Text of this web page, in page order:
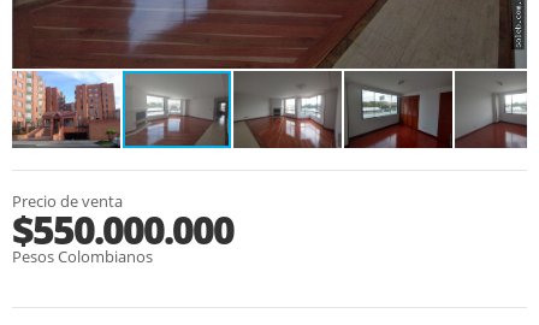
Precio de venta
$550.000.000
Pesos Colombianos